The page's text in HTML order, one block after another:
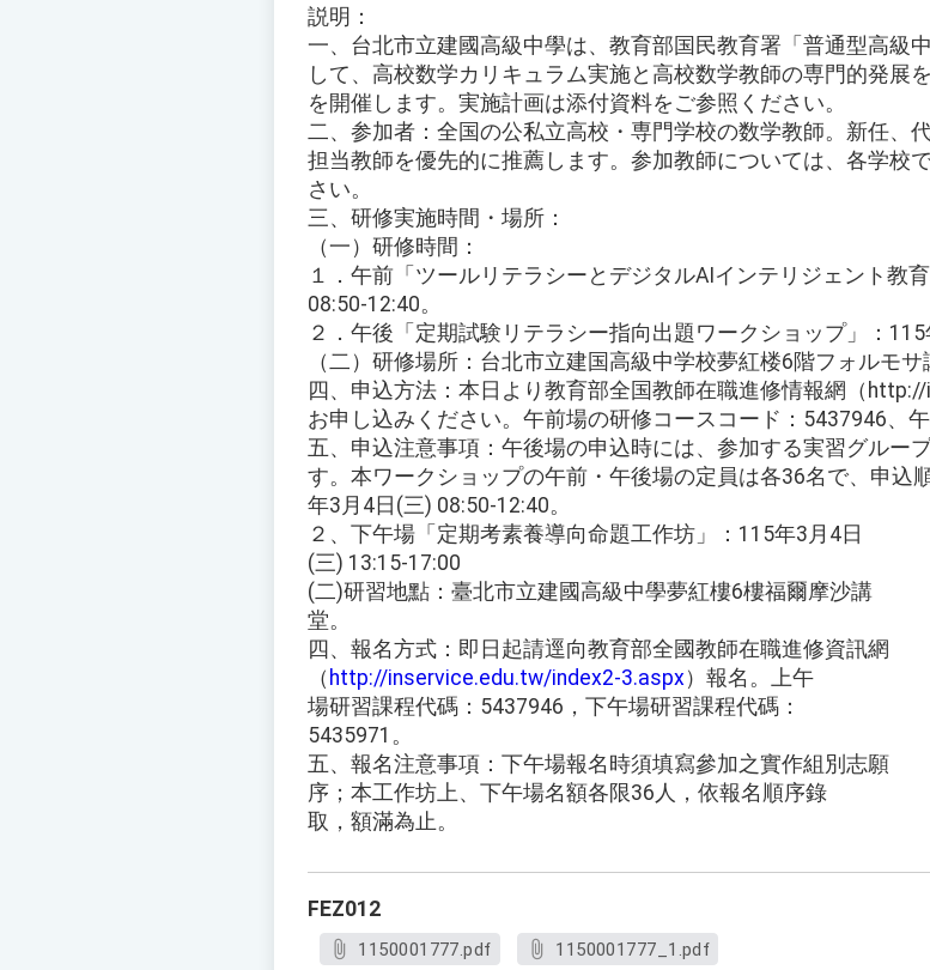
説明：
一、台北市立建國高級中學は、教育部国民教育署「普通型高級
して、高校数学カリキュラム実施と高校数学教師の専門的発展
を開催します。実施計画は添付資料をご参照ください。
二、参加者：全国の公私立高校・専門学校の数学教師。新任、
担当教師を優先的に推薦します。参加教師については、各学校
さい。
三、研修実施時間・場所：
（一）研修時間：
１．午前「ツールリテラシーとデジタルAIインテリジェント教
08:50-12:40。
２．午後「定期試験リテラシー指向出題ワークショップ」：
（二）研修場所：台北市立建国高級中学校夢紅楼6階フォルモサ
四、申込方法：本日より教育部全国教師在職進修情報網（
お申し込みください。午前場の研修コースコード：5437946、
五、申込注意事項：午後場の申込時には、参加する実習グルー
す。本ワークショップの午前・午後場の定員は各36名で、申込
年3月4日(三) 08:50-12:40。
２、下午場「定期考素養導向命題工作坊」：115年3月4日
(三) 13:15-17:00
(二)研習地點：臺北市立建國高級中學夢紅樓6樓福爾摩沙講
堂。
四、報名方式：即日起請逕向教育部全國教師在職進修資訊網
（ http://inservice.edu.tw/index2-3.aspx）報名。上午
場研習課程代碼：5437946，下午場研習課程代碼：
5435971。
五、報名注意事項：下午場報名時須填寫參加之實作組別志願
序；本工作坊上、下午場名額各限36人，依報名順序錄
取，額滿為止。
FEZ012
1150001777.pdf 1150001777_1.pdf